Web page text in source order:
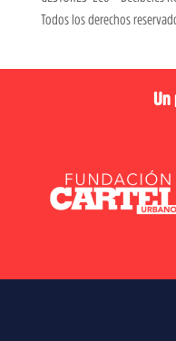
Todos los derechos
Un